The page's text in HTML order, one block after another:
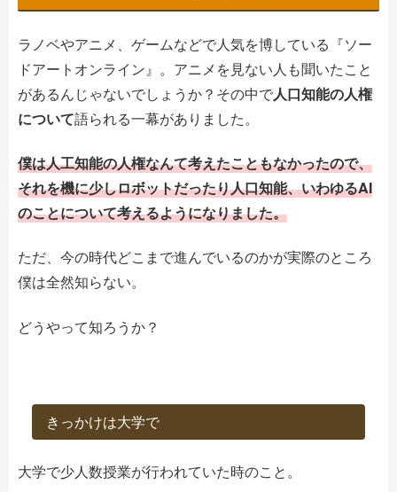
ラノベやアニメ、ゲームなどで人気を博している『ソー
ドアートオンライン』。アニメを見ない人も聞いたこと
があるんじゃないでしょうか？その中で人口知能の人権
について語られる一幕がありました。
僕は人工知能の人権なんて考えたこともなかったので、
それを機に少しロボットだったり人口知能、いわゆるAI
のことについて考えるようになりました。
ただ、今の時代どこまで進んでいるのかが実際のところ
僕は全然知らない。
どうやって知ろうか？
きっかけは大学で
大学で少人数授業が行われていた時のこと。